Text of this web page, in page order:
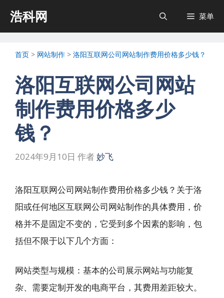
浩科网 菜单
首页 > 网站制作 > 洛阳互联网公司网站制作费用价格多少钱？
洛阳互联网公司网站
制作费用价格多少
钱？
2024年9月10日 作者妙飞
洛阳互联网公司网站制作费用价格多少钱？关于洛
阳或任何地区互联网公司网站制作的具体费用，价
格并不是固定不变的，它受到多个因素的影响，包
括但不限于以下几个方面：
网站类型与规模：基本的公司展示网站与功能复
杂、需要定制开发的电商平台，其费用差距较大。